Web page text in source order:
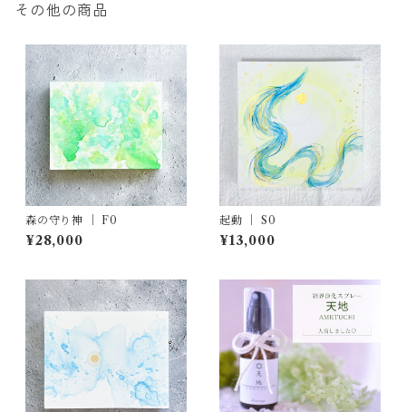
その他の商品
森の守り神 ｜ F0
¥28,000
起動 ｜ S0
¥13,000